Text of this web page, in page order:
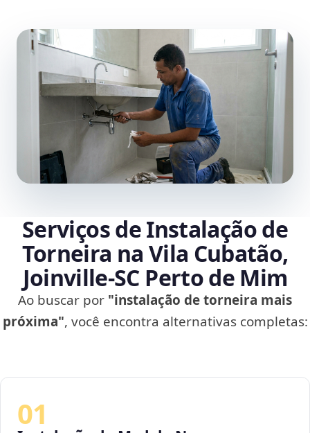
Serviços de Instalação de
Torneira na Vila Cubatão,
Joinville‑SC Perto de Mim
Ao buscar por "instalação de torneira mais
próxima", você encontra alternativas completas:
01